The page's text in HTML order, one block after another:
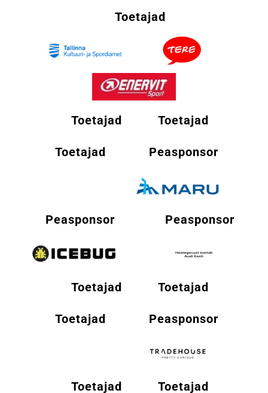
Toetajad
Toetajad Toetajad
Toetajad Peasponsor
Peasponsor Peasponsor
Toetajad Toetajad
Toetajad Peasponsor
Toetajad Toetajad